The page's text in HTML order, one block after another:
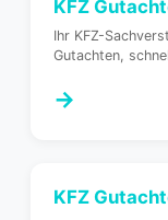
KFZ
Ihr KFZ-
Gutachten,
→
KFZ